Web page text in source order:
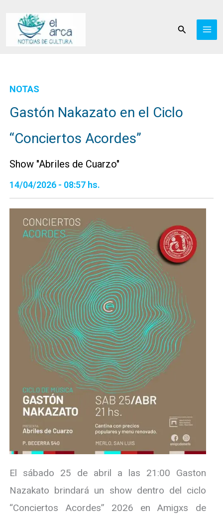
contenido
Buscar
NOTAS
Gastón Nakazato en el Ciclo
“Conciertos Acordes”
Show "Abriles de Cuarzo"
14/04/2026 - 08:57 hs.
El sábado 25 de abril a las 21:00 Gaston
Nazakato brindará un show dentro del ciclo
“Conciertos Acordes” 2026 en Amigxs de